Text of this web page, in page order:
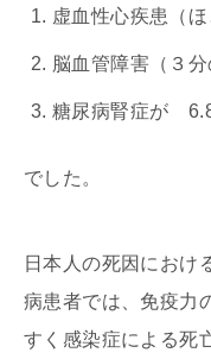
虚血性心疾患（
脳血管障害（３
糖尿病腎症が
でした。
日本人の死因におけ
病患者では、免疫力
すく感染症による死